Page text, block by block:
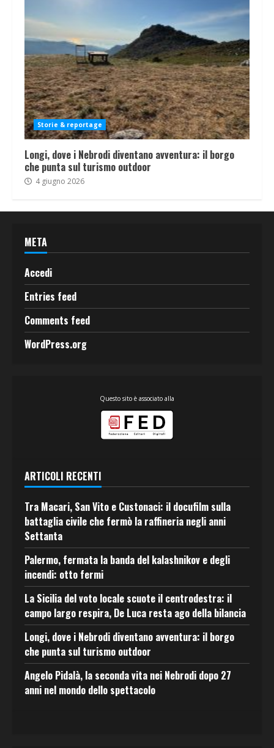
Storie & reportage
Longi, dove i Nebrodi diventano avventura: il borgo
che punta sul turismo outdoor
4 giugno 2026
META
Accedi
Entries feed
Comments feed
WordPress.org
Questo sito è associato alla
ARTICOLI RECENTI
Tra Macari, San Vito e Custonaci: il docufilm sulla
battaglia civile che fermò la raffineria negli anni
Settanta
Palermo, fermata la banda del kalashnikov e degli
incendi: otto fermi
La Sicilia del voto locale scuote il centrodestra: il
campo largo respira, De Luca resta ago della bilancia
Longi, dove i Nebrodi diventano avventura: il borgo
che punta sul turismo outdoor
Angelo Pidalà, la seconda vita nei Nebrodi dopo 27
anni nel mondo dello spettacolo